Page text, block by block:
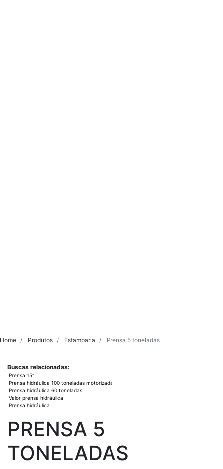
Home Produtos Estamparia Prensa 5 toneladas
Buscas relacionadas:
Prensa 15t
Prensa hidráulica 100 toneladas motorizada
Prensa hidráulica 60 toneladas
Valor prensa hidráulica
Prensa hidráulica
PRENSA 5
TONELADAS